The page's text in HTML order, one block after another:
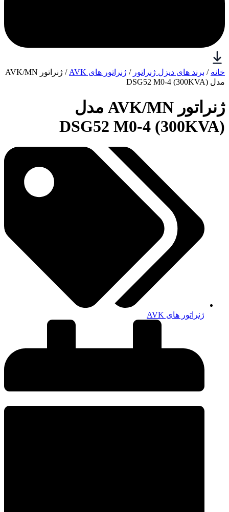
خانه / برند های دیزل ژنراتور / ژنراتور های AVK
/ ژنراتور AVK/MN
مدل (300KVA) DSG52 M0-4
ژنراتور AVK/MN مدل
(300KVA) DSG52 M0-4
ژنراتور های AVK